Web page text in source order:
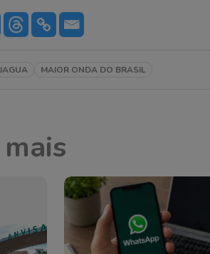
MAIOR ONDA DO BRASIL